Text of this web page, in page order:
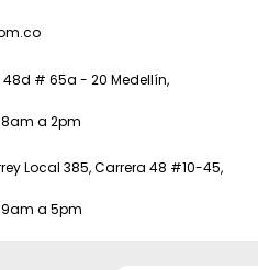
# 65a - 20 Medellín,
a 2pm
Local 385, Carrera 48 #10-45,
a 5pm